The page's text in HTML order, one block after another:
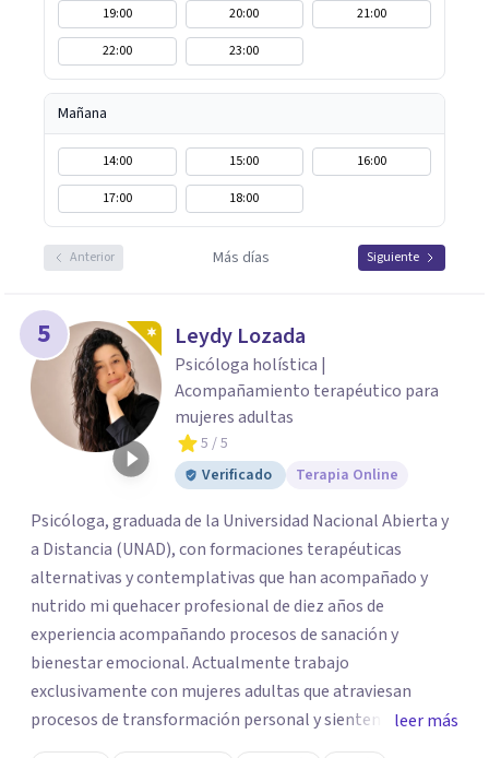
19:00 20:00
21:00
22:00
23:00
Mañana
14:00 15:00
16:00
17:00
18:00
Anterior Más días Siguiente
5 Leydy Lozada
Psicóloga holística |
Acompañamiento terapéutico para
mujeres adultas
5 / 5
Verificado
Terapia Online
Psicóloga, graduada de la Universidad Nacional Abierta y
a Distancia (UNAD), con formaciones terapéuticas
alternativas y contemplativas que han acompañado y
nutrido mi quehacer profesional de diez años de
experiencia acompañando procesos de sanación y
bienestar emocional. Actualmente trabajo
exclusivamente con mujeres adultas que atraviesan
procesos de transformación personal y sienten la
necesidad de tomar una pausa para reconectar consigo
leer más